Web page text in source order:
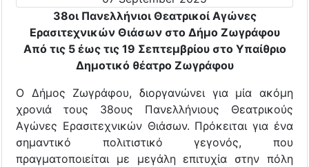
38οι Πανελλήνιοι Θεατρικοί Αγώνες
Ερασιτεχνικών Θιάσων στο Δήμο Ζωγράφου
Από τις 5 έως τις 19 Σεπτεμβρίου στο Υπαίθριο
Δημοτικό θέατρο Ζωγράφου
Ο Δήμος Ζωγράφου, διοργανώνει για μία ακόμη
χρονιά τους 38ους Πανελλήνιους Θεατρικούς
Αγώνες Ερασιτεχνικών Θιάσων. Πρόκειται για ένα
σημαντικό πολιτιστικό γεγονός, που
πραγματοποιείται με μεγάλη επιτυχία στην πόλη